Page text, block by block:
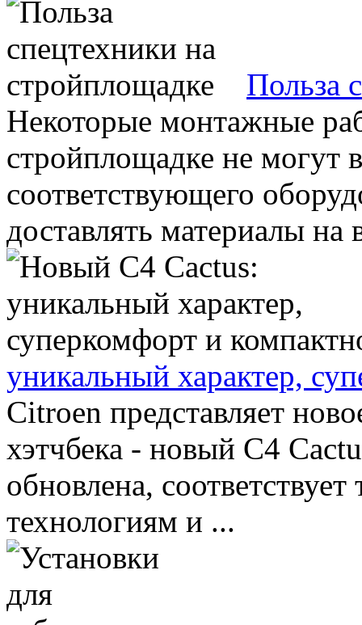
Польза
Некоторые монтажные
стройплощадке не могут
соответствующего
доставлять материалы на
уникальный характер,
Citroen представляет
хэтчбека - новый C4
обновлена,
технологиям и ...